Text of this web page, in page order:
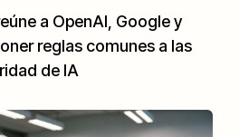
a OpenAI, Google y
reglas comunes a las
de IA